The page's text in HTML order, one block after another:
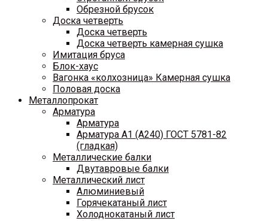
Обрезной брусок
Доска четверть
Доска четверть
Доска четверть камерная сушка
Имитация бруса
Блок-хаус
Вагонка «колхозница» Камерная сушка
Половая доска
Металлопрокат
Арматура
Арматура
Арматура A1 (A240) ГОСТ 5781-82
(гладкая)
Металлические балки
Двутавровые балки
Металлический лист
Алюминиевый
Горячекатаный лист
Холоднокатаный лист